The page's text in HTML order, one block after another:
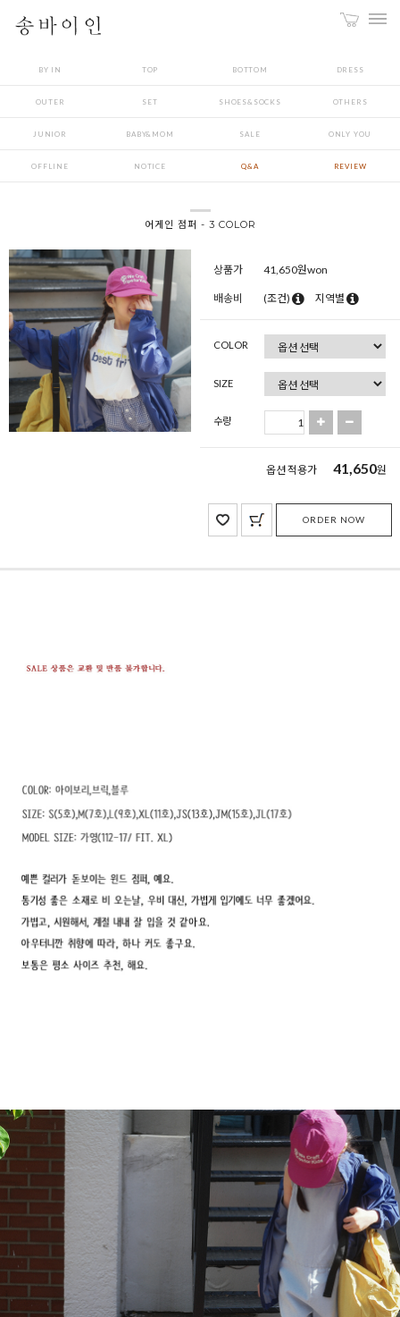
BY IN TOP BOTTOM DRESS
OUTER SET SHOES&SOCKS OTHERS
JUNIOR BABY&MOM SALE ONLY YOU
OFFLINE NOTICE Q&A REVIEW
어게인 점퍼 - 3 COLOR
상품가 41,650원won
배송비 (조건) 지역별
COLOR
SIZE
수량
옵션 적용가 41,650원
ORDER NOW